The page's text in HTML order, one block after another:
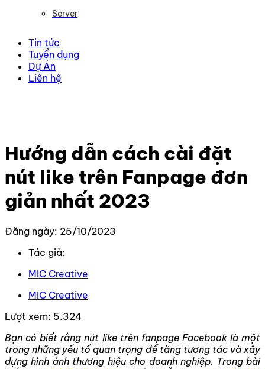
Server
Tin tức
Tuyển dụng
Dự Án
Liên hệ
Hướng dẫn cách cài đặt
nút like trên Fanpage đơn
giản nhất 2023
Đăng ngày: 25/10/2023
Tác giả:
MIC Creative
MIC Creative
Lượt xem: 5.324
Bạn có biết rằng nút like trên fanpage Facebook là một
trong những yếu tố quan trọng để tăng tương tác và xây
dựng hình ảnh thương hiệu cho doanh nghiệp. Trong bài